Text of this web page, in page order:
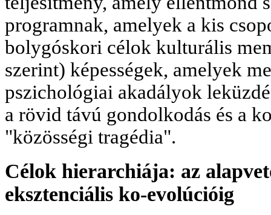
programnak, amelyek a kis
bolygóskori célok kulturális
szerint) képességek, amelyek
pszichológiai akadályok
a rövid távú gondolkodás és a
"közösségi tragédia".
Célok hierarchiája: az
eksztenciális ko-evolúcióig